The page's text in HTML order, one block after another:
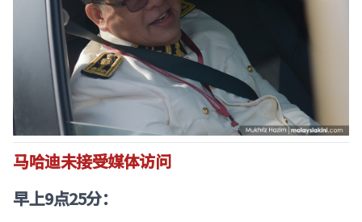
马哈迪未接受媒体访问
早上9点25分：